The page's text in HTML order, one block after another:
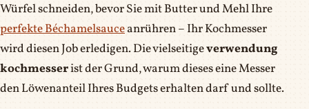
Würfel schneiden, bevor Sie mit Butter und Mehl Ihre
perfekte Béchamelsauceanrühren – Ihr Kochmesser
wird diesen Job erledigen. Die vielseitigeverwendung
kochmesserist der Grund, warum dieses eine Messer
den Löwenanteil Ihres Budgets erhalten darf und sollte.